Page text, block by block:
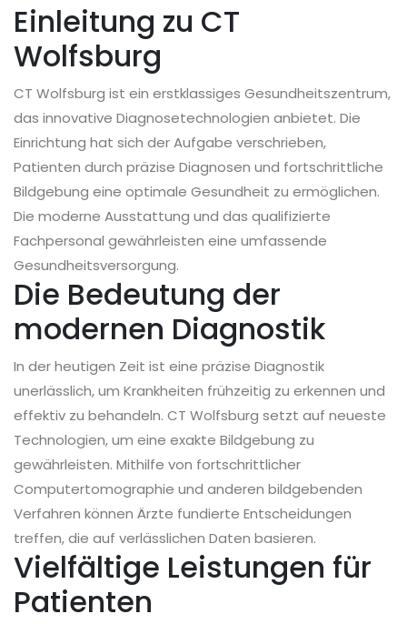
Einleitung zu CT
Wolfsburg
CT Wolfsburg ist ein erstklassiges Gesundheitszentrum,
das innovative Diagnosetechnologien anbietet. Die
Einrichtung hat sich der Aufgabe verschrieben,
Patienten durch präzise Diagnosen und fortschrittliche
Bildgebung eine optimale Gesundheit zu ermöglichen.
Die moderne Ausstattung und das qualifizierte
Fachpersonal gewährleisten eine umfassende
Gesundheitsversorgung.
Die Bedeutung der
modernen Diagnostik
In der heutigen Zeit ist eine präzise Diagnostik
unerlässlich, um Krankheiten frühzeitig zu erkennen und
effektiv zu behandeln. CT Wolfsburg setzt auf neueste
Technologien, um eine exakte Bildgebung zu
gewährleisten. Mithilfe von fortschrittlicher
Computertomographie und anderen bildgebenden
Verfahren können Ärzte fundierte Entscheidungen
treffen, die auf verlässlichen Daten basieren.
Vielfältige Leistungen für
Patienten